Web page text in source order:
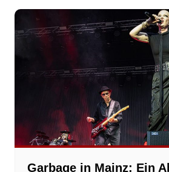
Garbage in Mainz: Ein